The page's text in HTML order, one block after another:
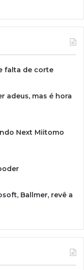
falta de corte
adeus, mas é hora
Next Miitomo
Ballmer, revê a